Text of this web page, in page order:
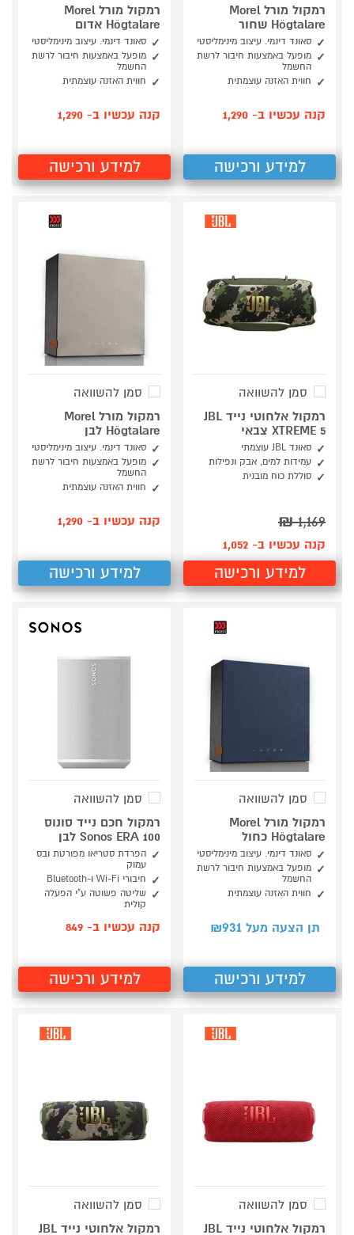
רמקול מורל Morel
Högtalare שחור
סאונד דינמי. עיצוב מינימליסטי
מופעל באמצעות חיבור לרשת
החשמל
חווית האזנה עוצמתית
קנה עכשיו ב- 1,290
למידע ורכישה
רמקול מורל Morel
Högtalare אדום
סאונד דינמי. עיצוב מינימליסטי
מופעל באמצעות חיבור לרשת
החשמל
חווית האזנה עוצמתית
קנה עכשיו ב- 1,290
למידע ורכישה
סמן להשוואה
רמקול אלחוטי נייד JBL
XTREME 5 צבאי
סאונד JBL עוצמתי
עמידות למים, אבק ונפילות
סוללת כוח מובנית
1,169
₪
קנה עכשיו ב- 1,052
למידע ורכישה
סמן להשוואה
רמקול מורל Morel
Högtalare לבן
סאונד דינמי. עיצוב מינימליסטי
מופעל באמצעות חיבור לרשת
החשמל
חווית האזנה עוצמתית
קנה עכשיו ב- 1,290
למידע ורכישה
סמן להשוואה
רמקול מורל Morel
Högtalare כחול
סאונד דינמי. עיצוב מינימליסטי
מופעל באמצעות חיבור לרשת
החשמל
חווית האזנה עוצמתית
תן הצעה מעל ₪ 931
למידע ורכישה
סמן להשוואה
רמקול חכם נייד סונוס
Sonos ERA 100 לבן
הפרדת סטריאו מפורטת ובס
עמוק
חיבורי Wi-Fi ו-Bluetooth
שליטה פשוטה ע"י הפעלה
קולית
קנה עכשיו ב- 849
למידע ורכישה
סמן להשוואה
רמקול אלחוטי נייד JBL
סמן להשוואה
רמקול אלחוטי נייד JBL